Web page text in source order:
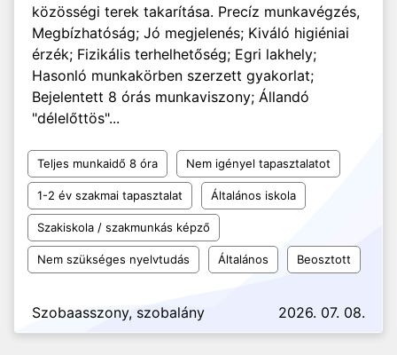
közösségi terek takarítása. Precíz munkavégzés,
Megbízhatóság; Jó megjelenés; Kiváló higiéniai
érzék; Fizikális terhelhetőség; Egri lakhely;
Hasonló munkakörben szerzett gyakorlat;
Bejelentett 8 órás munkaviszony; Állandó
"délelőttös"...
Teljes munkaidő 8 óra Nem igényel tapasztalatot
1-2 év szakmai tapasztalat Általános iskola
Szakiskola / szakmunkás képző
Nem szükséges nyelvtudás Általános Beosztott
Szobaasszony, szobalány 2026. 07. 08.